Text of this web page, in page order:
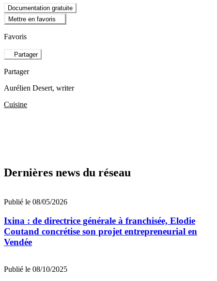
Documentation gratuite
Mettre en favoris
Favoris
Partager
Partager
Aurélien Desert, writer
Cuisine
Dernières news du réseau
Publié le 08/05/2026
Ixina : de directrice générale à franchisée, Elodie
Coutand concrétise son projet entrepreneurial en
Vendée
Publié le 08/10/2025